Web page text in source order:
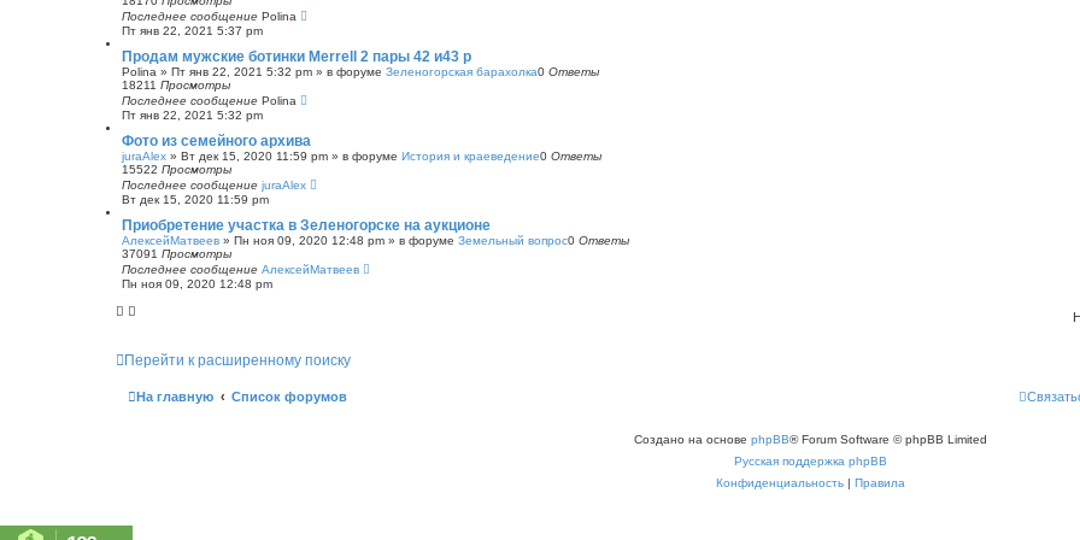
Последнее сообщение Polina
Пт янв 22, 2021 5:37 pm
Продам мужские ботинки Merrell 2 пары 42 и43 р
Polina » Пт янв 22, 2021 5:32 pm » в форуме Зеленогорская барахолка0 Ответы
18211 Просмотры
Последнее сообщение Polina
Пт янв 22, 2021 5:32 pm
Фото из семейного архива
juraAlex » Вт дек 15, 2020 11:59 pm » в форуме История и краеведение0 Ответы
15522 Просмотры
Последнее сообщение juraAlex
Вт дек 15, 2020 11:59 pm
Приобретение участка в Зеленогорске на аукционе
АлексейМатвеев » Пн ноя 09, 2020 12:48 pm » в форуме Земельный вопрос0 Ответы
37091 Просмотры
Последнее сообщение АлексейМатвеев
Пн ноя 09, 2020 12:48 pm
Перейти к расширенному поиску
На главную Список форумов
Создано на основе phpBB® Forum Software © phpBB Limited
Русская поддержка phpBB
Конфиденциальность| Правила